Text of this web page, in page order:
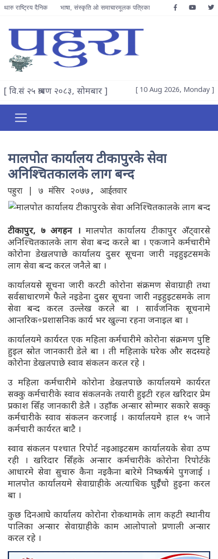
थारु राष्ट्रिय दैनिक भाषा, संस्कृति ओ समाचारमूलक पत्रिका
[ वि.सं २५ श्रावण २०८३, सोमबार ] [ 10 Aug 2026, Monday ]
मालपोत कार्यालय टीकापुरके सेवा
अनिश्चितकालके लाग बन्द
पहुरा | ७ मंसिर २०७७, आईतवार
टीकापुर, ७ अगहन ।मालपोत कार्यालय टीकापुर अँट्वारसे
अनिश्चितकालके लाग सेवा बन्द करले बा । एकजाने कर्मचारीमे
कोरोना डेखलपाछे कार्यालय दुसर सूचना जारी नइहुइटसमके
लाग सेवा बन्द करल जनैले बा ।
कार्यालयसे सूचना जारी करटी कोरोना संक्रमण सेवाग्राही तथा
सर्वसाधारणमे फैले नइडेना दुसर सूचना जारी नइहुइटसमके लाग
सेवा बन्द करल उल्लेख करले बा । सार्वजनिक सूचनामे
आन्तरिक÷प्रशासनिक कार्य भर खुल्ना रहना जनाइल बा ।
कार्यालयमे कार्यरत एक महिला कर्मचारीमे कोरोना संक्रमण पुष्टि
हुइल स्रोत जानकारी डेले बा । ती महिलाके घरेक और सदस्यहे
कोरोना डेखलपाछे स्वाव संकलन करल रहे ।
उ महिला कर्मचारीमे कोरोना डेखलपाछे कार्यालयमे कार्यरत
सक्कु कर्मचारीके स्वाव संकलनके तयारी हुइटी रहल खरिदार प्रेम
प्रकाश सिँह जानकारी डेलै । उहाँक अन्सार सोम्मार सकारे सक्कु
कर्मचारीके स्वाव संकलन करजाई । कार्यालयमे हाल १५ जाने
कर्मचारी कार्यरत बाटै ।
स्वाव संकलन पश्चात रिपोर्ट नइआइटसम कार्यालयके सेवा ठप्प
रही । खरिदार सिँहके अन्सार कर्मचारीके कोरोना रिपोर्टके
आधारमे सेवा सुचारु कैना नइकैना बारेमे निष्कर्षमे पुगजाई ।
मालपोत कार्यालयमे सेवाग्राहीके अत्याधिक घुईँचो हुइना करल
बा ।
कुछ दिनआघे कार्यालय कोरोना रोकथामके लाग कहटी स्थानीय
पालिका अन्सार सेवाग्राहीके काम आलोपालो प्रणाली अन्सार
करल रहे ।